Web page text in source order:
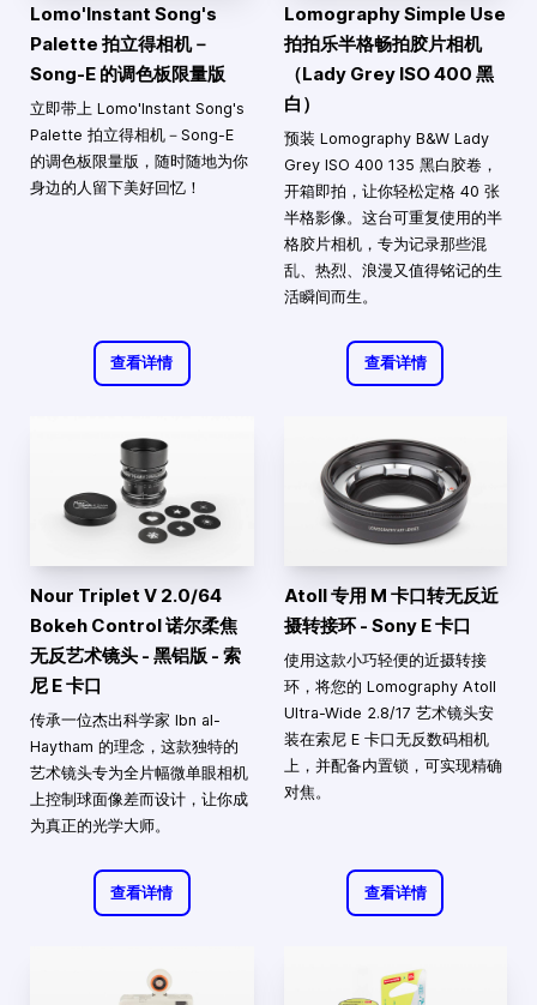
Lomo'Instant Song's
Palette 拍立得相机－
Song-E 的调色板限量版
立即带上 Lomo'Instant Song's
Palette 拍立得相机－Song-E
的调色板限量版，随时随地为你
身边的人留下美好回忆！
查看详情
Lomography Simple Use
拍拍乐半格畅拍胶片相机
（Lady Grey ISO 400 黑
白）
预装 Lomography B&W Lady
Grey ISO 400 135 黑白胶卷，
开箱即拍，让你轻松定格 40 张
半格影像。这台可重复使用的半
格胶片相机，专为记录那些混
乱、热烈、浪漫又值得铭记的生
活瞬间而生。
查看详情
Nour Triplet V 2.0/64
Bokeh Control 诺尔柔焦
无反艺术镜头 - 黑铝版 - 索
尼 E 卡口
传承一位杰出科学家 Ibn al-
Haytham 的理念，这款独特的
艺术镜头专为全片幅微单眼相机
上控制球面像差而设计，让你成
为真正的光学大师。
查看详情
Atoll 专用 M 卡口转无反近
摄转接环 - Sony E 卡口
使用这款小巧轻便的近摄转接
环，将您的 Lomography Atoll
Ultra-Wide 2.8/17 艺术镜头安
装在索尼 E 卡口无反数码相机
上，并配备内置锁，可实现精确
对焦。
查看详情